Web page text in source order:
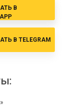
В
В TELEGRAM